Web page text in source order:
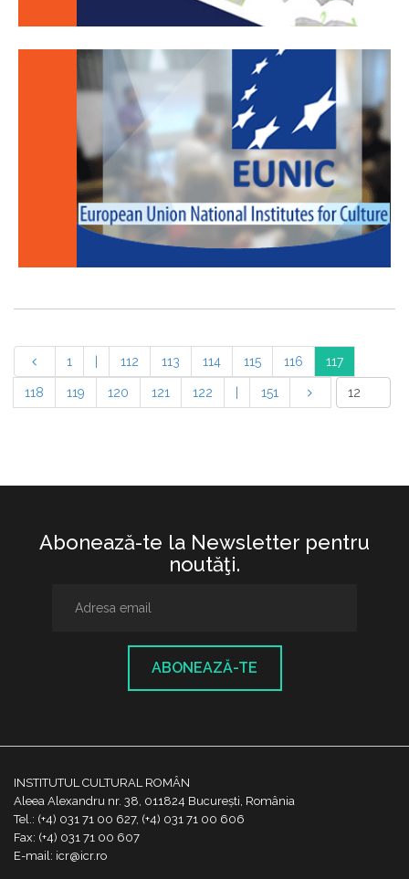
1 112 113 114 115 116 117
118 119 120 121 122 151
Abonează-te la Newsletter pentru
noutăţi.
ABONEAZĂ-TE
INSTITUTUL CULTURAL ROMÂN
Aleea Alexandru nr. 38, 011824 București, România
Tel.: (+4) 031 71 00 627, (+4) 031 71 00 606
Fax: (+4) 031 71 00 607
E-mail: icr@icr.ro